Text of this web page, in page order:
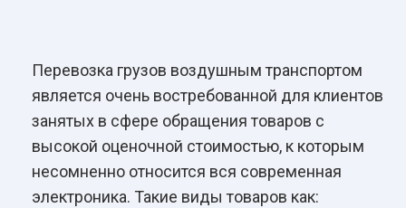
Перевозка грузов воздушным транспортом
является очень востребованной для клиентов
занятых в сфере обращения товаров с
высокой оценочной стоимостью, к которым
несомненно относится вся современная
электроника. Такие виды товаров как: